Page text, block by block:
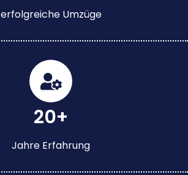
erfolgreiche Umzüge
20+
Jahre Erfahrung